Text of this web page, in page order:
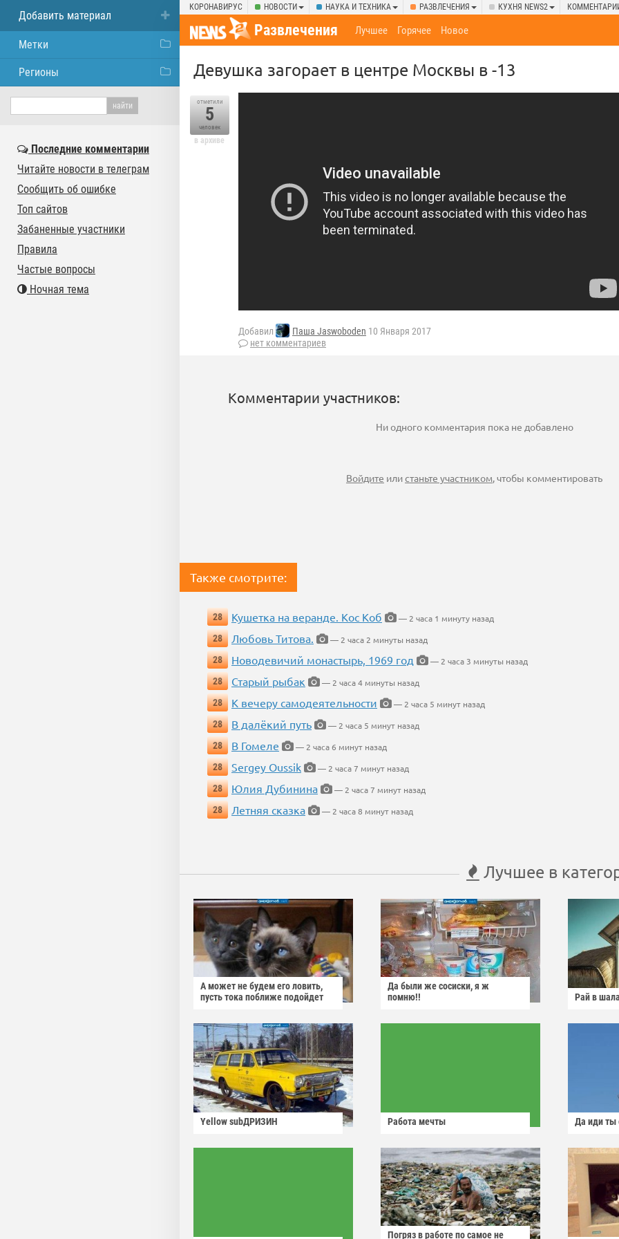
КОРОНАВИРУС НОВОСТИ НАУКА И ТЕХНИКА РАЗВЛЕЧЕНИЯ КУХНЯ NEWS2
Развлечения Лучшее Горячее Новое
Девушка загорает в центре Москвы в -13
отметили
5
человек
в архиве
Добавил Паша Jaswoboden 10 Января 2017
нет комментариев
Комментарии участников:
Ни одного комментария пока не добавлено
Войдите илистаньте участником, чтобы комментировать
Также смотрите:
28 Кушетка на веранде. Кос Коб
— 2 часа 1 минуту назад
28
Любовь Титова.
— 2 часа 2 минуты назад
28
Новодевичий монастырь, 1969 год
— 2 часа 3 минуты назад
28
Старый рыбак
— 2 часа 4 минуты назад
28
К вечеру самодеятельности
— 2 часа 5 минут назад
28
В далёкий путь
— 2 часа 5 минут назад
28
В Гомеле
— 2 часа 6 минут назад
28
Sergey Oussik
— 2 часа 7 минут назад
28
Юлия Дубинина
— 2 часа 7 минут назад
28
Летняя сказка — 2 часа 8 минут назад
Лучшее в
А может не будем его ловить,
пусть тока поближе подойдет
Да были же сосиски, я ж
помню!!
Рай в
Yellow subДРИЗИН Работа мечты Да иди ты
Погряз в работе по самое не
Добавить материал
Метки
Регионы
Последние комментарии
Читайте новости в телеграм
Сообщить об ошибке
Топ сайтов
Забаненные участники
Правила
Частые вопросы
Ночная тема